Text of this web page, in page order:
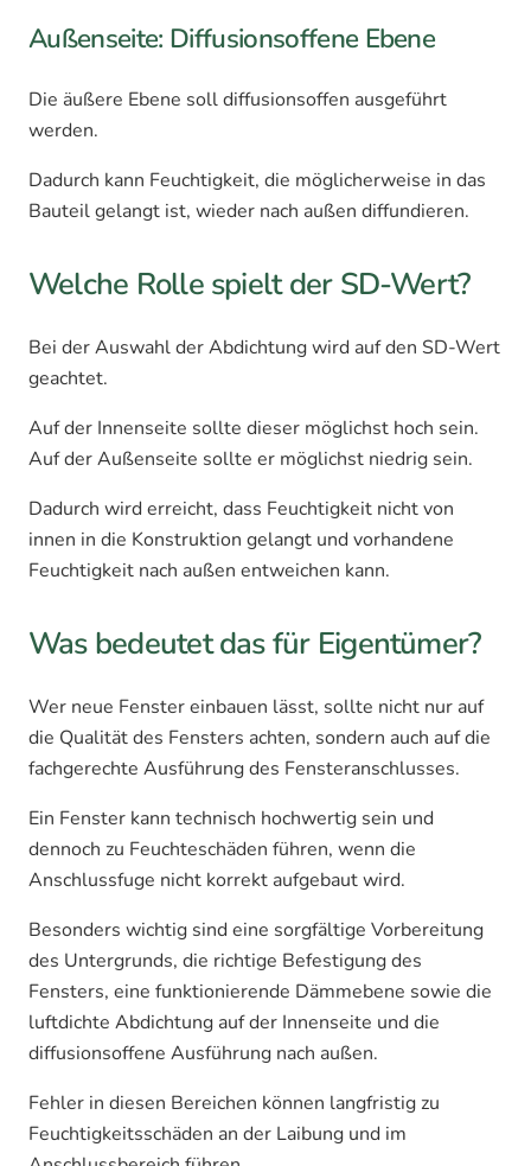
Außenseite: Diffusionsoffene Ebene
Die äußere Ebene soll diffusionsoffen ausgeführt
werden.
Dadurch kann Feuchtigkeit, die möglicherweise in das
Bauteil gelangt ist, wieder nach außen diffundieren.
Welche Rolle spielt der SD-Wert?
Bei der Auswahl der Abdichtung wird auf den SD-Wert
geachtet.
Auf der Innenseite sollte dieser möglichst hoch sein.
Auf der Außenseite sollte er möglichst niedrig sein.
Dadurch wird erreicht, dass Feuchtigkeit nicht von
innen in die Konstruktion gelangt und vorhandene
Feuchtigkeit nach außen entweichen kann.
Was bedeutet das für Eigentümer?
Wer neue Fenster einbauen lässt, sollte nicht nur auf
die Qualität des Fensters achten, sondern auch auf die
fachgerechte Ausführung des Fensteranschlusses.
Ein Fenster kann technisch hochwertig sein und
dennoch zu Feuchteschäden führen, wenn die
Anschlussfuge nicht korrekt aufgebaut wird.
Besonders wichtig sind eine sorgfältige Vorbereitung
des Untergrunds, die richtige Befestigung des
Fensters, eine funktionierende Dämmebene sowie die
luftdichte Abdichtung auf der Innenseite und die
diffusionsoffene Ausführung nach außen.
Fehler in diesen Bereichen können langfristig zu
Feuchtigkeitsschäden an der Laibung und im